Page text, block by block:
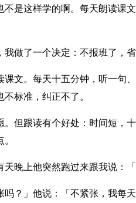
不是这样学的啊。每天朗读
做了一个决定：不报班了，
课文。每天十五分钟，听一句
标准，纠正不了。
。但跟读有个好处：时间短，
天晚上他突然跑过来跟我说：
？」他说：「不紧张，我每